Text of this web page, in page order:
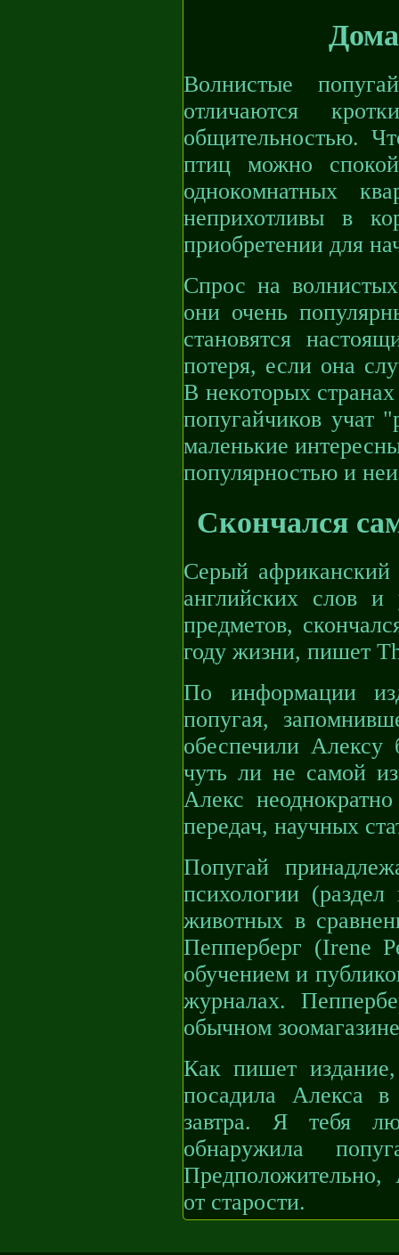
Волнистые
отличаются
общительностью.
птиц можно
однокомнатных
неприхотливы в
приобретении для
Спрос на
они очень
становятся
потеря, если она
В некоторых
попугайчиков учат
маленькие
популярностью и
Скончался
Серый африканский
английских слов
предметов,
году жизни, пишет
По информации
попугая,
обеспечили Алексу
чуть ли не самой
Алекс
передач, научных
Попугай
психологии
животных в
Пепперберг (Irene
обучением и
журналах.
обычном
Как пишет
посадила Алекса
завтра. Я тебя
обнаружила
Предположительно,
от старости.